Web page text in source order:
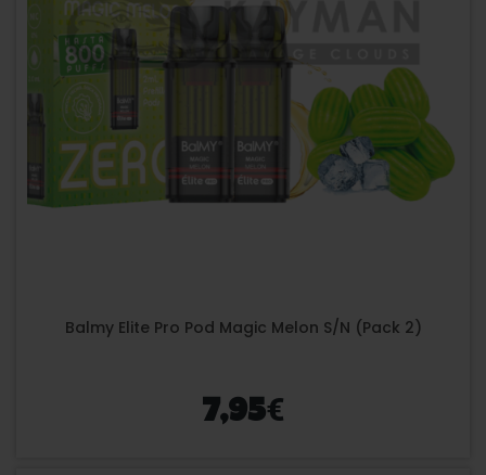
Balmy Elite Pro Pod Magic Melon S/N (Pack 2)
7,95€